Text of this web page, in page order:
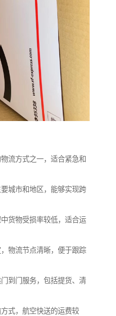
流方式之一，适合紧急和
城市和地区，能够实现跨
货物受损率较低，适合运
物流节点清晰，便于跟踪
到门服务，包括提货、清
式，航空快送的运费较